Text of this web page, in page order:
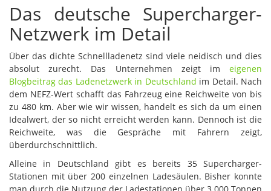
Das deutsche Supercharger-
Netzwerk im Detail
Über das dichte Schnellladenetz sind viele neidisch und dies
absolut zurecht. Das Unternehmen zeigt im eigenen
Blogbeitrag das Ladenetzwerk in Deutschland im Detail. Nach
dem NEFZ-Wert schafft das Fahrzeug eine Reichweite von bis
zu 480 km. Aber wie wir wissen, handelt es sich da um einen
Idealwert, der so nicht erreicht werden kann. Dennoch ist die
Reichweite, was die Gespräche mit Fahrern zeigt,
überdurchschnittlich.
Alleine in Deutschland gibt es bereits 35 Supercharger-
Stationen mit über 200 einzelnen Ladesäulen. Bisher konnte